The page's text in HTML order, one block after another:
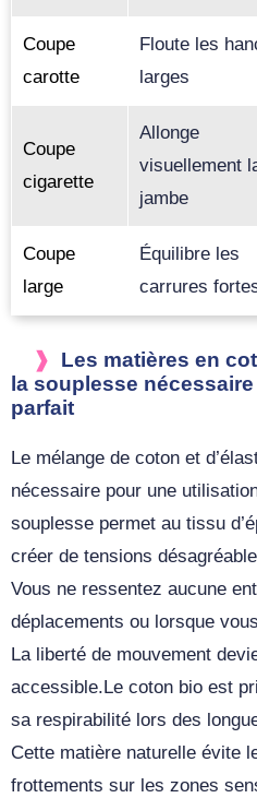
Coupe
carotte
Floute les
larges
Coupe
cigarette
Allonge
visuellement
jambe
Coupe
large
Équilibre les
carrures
Les matières en
la souplesse
parfait
Le mélange de coton et
nécessaire pour une
souplesse permet au tissu
créer de tensions
Vous ne ressentez aucune
déplacements ou lorsque
La liberté de mouvement
accessible.Le coton bio est
sa respirabilité lors des
Cette matière naturelle évite
frottements sur les zones